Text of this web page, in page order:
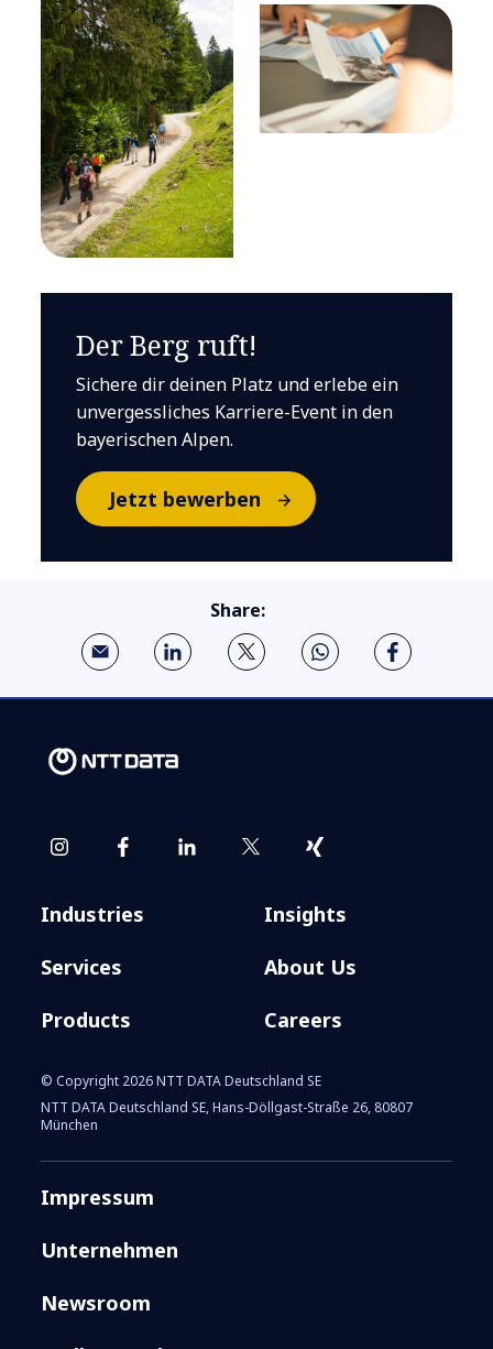
Der Berg ruft!
Sichere dir deinen Platz und erlebe ein
unvergessliches Karriere-Event in den
bayerischen Alpen.
Jetzt bewerben
Share:
Industries
Services
Products
Insights
About Us
Careers
© Copyright 2026 NTT DATA Deutschland SE
NTT DATA Deutschland SE, Hans-Döllgast-Straße 26, 80807
München
Impressum
Unternehmen
Newsroom